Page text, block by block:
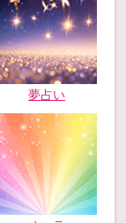
夢占い